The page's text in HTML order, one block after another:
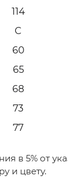
114
C
60
65
68
73
77
в 5% от
и цвету.